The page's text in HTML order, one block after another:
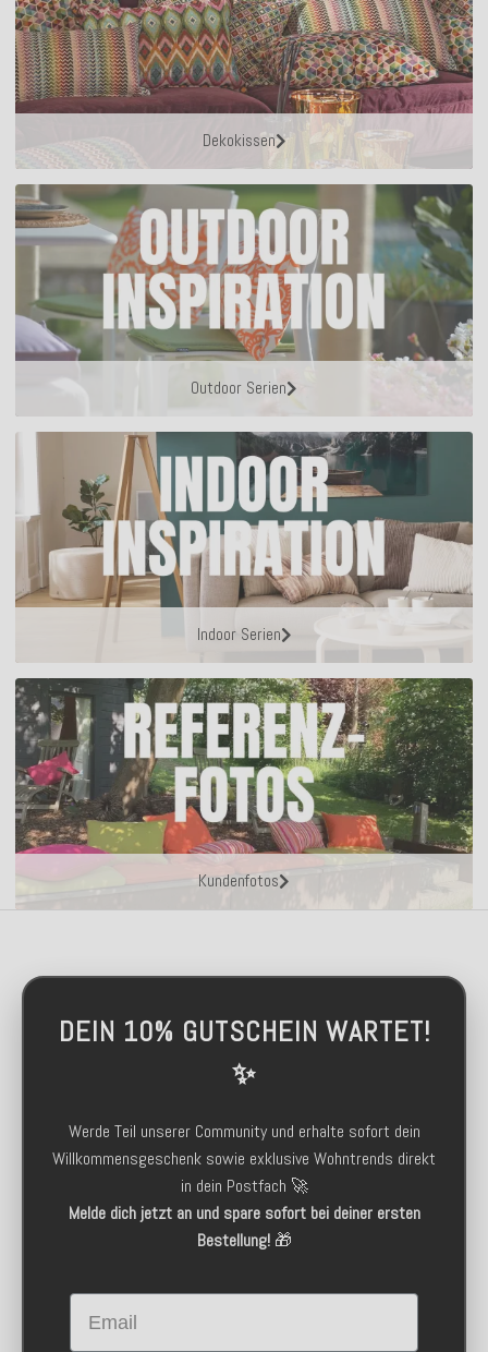
Dekokissen
Outdoor Serien
Indoor Serien
Kundenfotos
DEIN 10% GUTSCHEIN WARTET!
✨
Werde Teil unserer Community und erhalte sofort dein
Willkommensgeschenk sowie exklusive Wohntrends direkt
in dein Postfach 🚀
Melde dich jetzt an und spare sofort bei deiner ersten
Bestellung!🎁
Email